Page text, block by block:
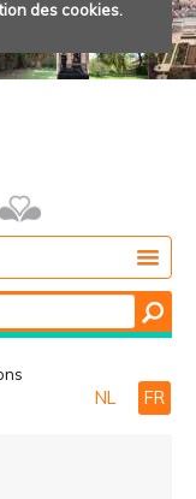
des cookies.
NL FR